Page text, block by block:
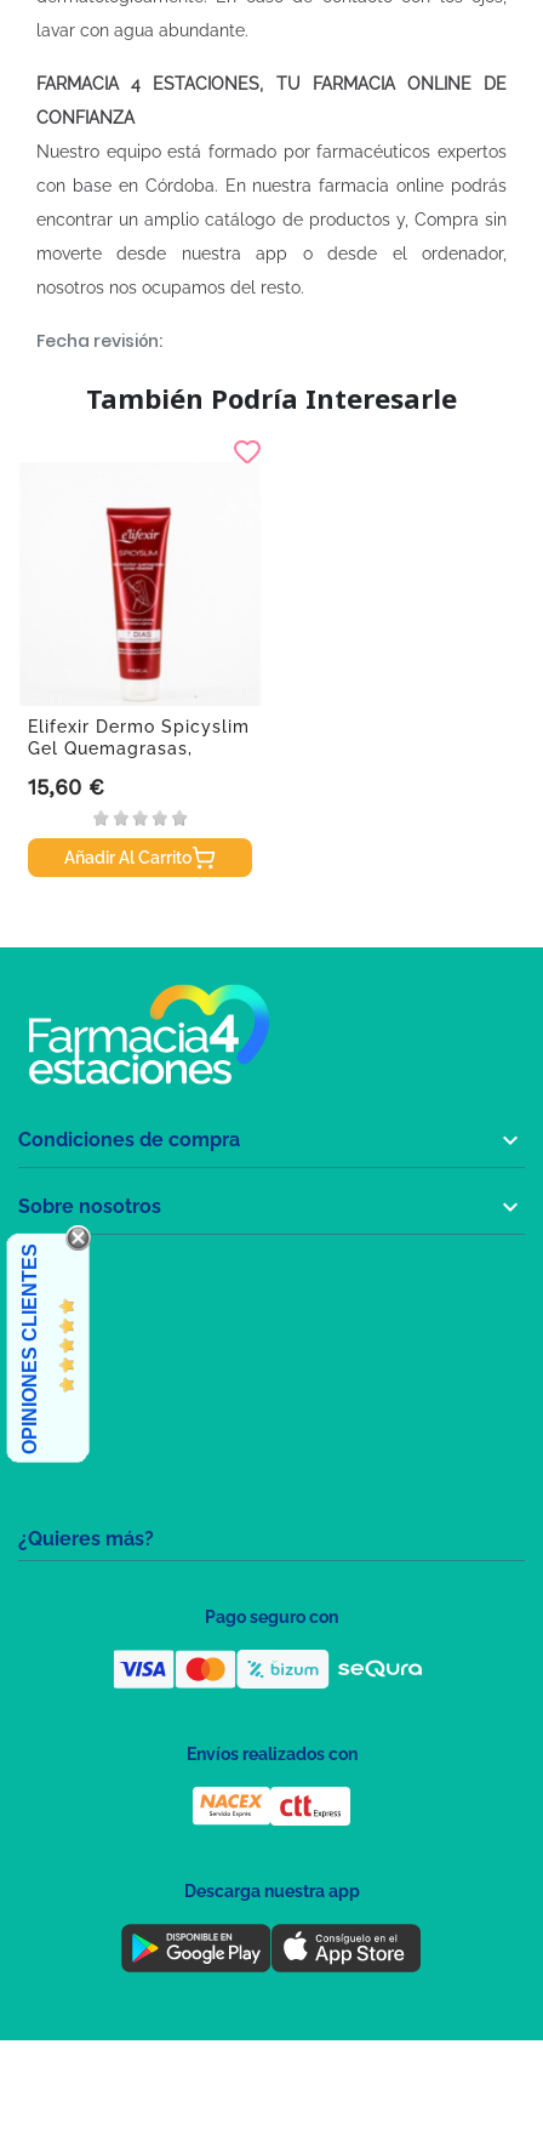
lavar con agua abundante.
FARMACIA 4 ESTACIONES, TU FARMACIA ONLINE DE
CONFIANZA
Nuestro equipo está formado por farmacéuticos expertos
con base en Córdoba. En nuestrafarmacia online podrás
encontrar un amplio catálogo de productos y, Compra sin
moverte desde nuestra app o desde el ordenador,
nosotros nos ocupamos del resto.
Fecha revisión:
También Podría Interesarle
Elifexir Dermo Spicyslim
Gel Quemagrasas,
Precio
15,60 €
Añadir Al Carrito
¿Quieres más?
Condiciones de compra 
Sobre nosotros 
OPINIONES CLIENTES
Pago seguro con
Envíos realizados con
Descarga nuestra app